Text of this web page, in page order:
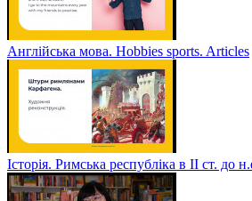
Англійська мова. Hobbies sports. Articles
Історія. Римська республіка в ІІ ст. до